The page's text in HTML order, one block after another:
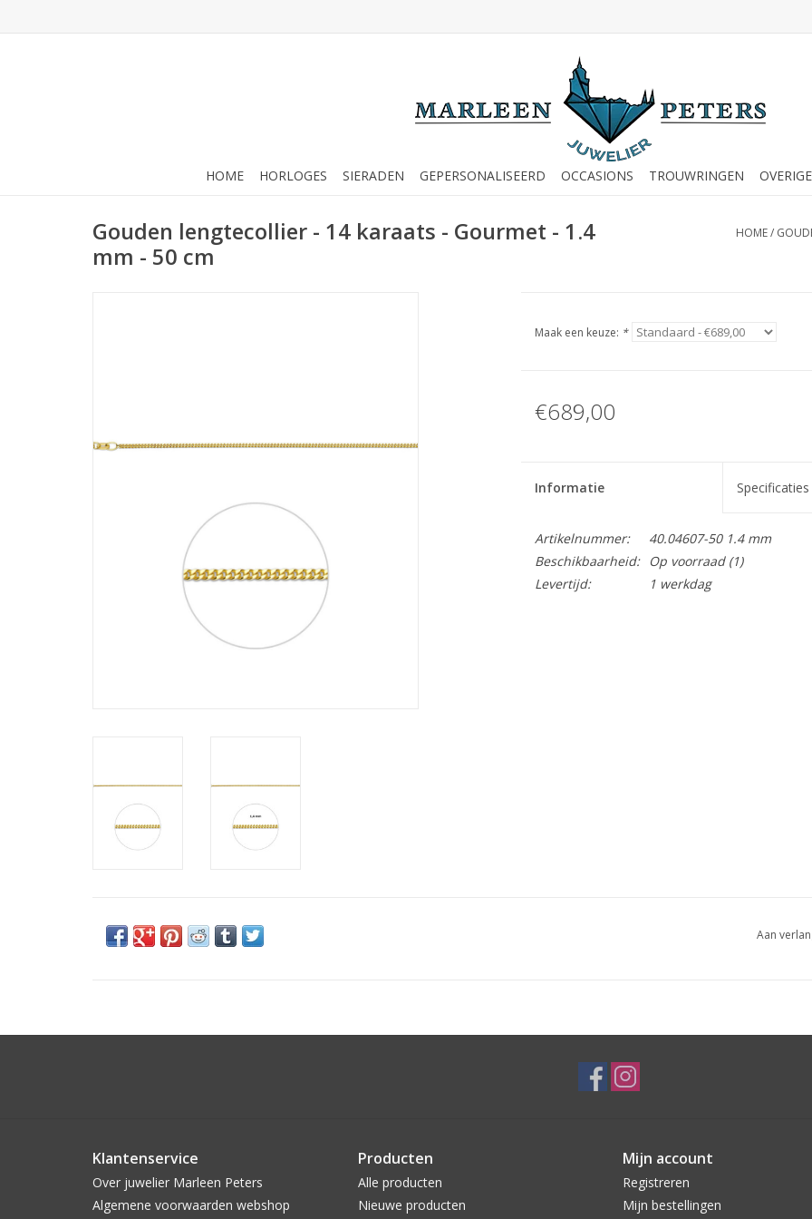
HOME HORLOGES SIERADEN GEPERSONALISEERD OCCASIONS TROUWRINGEN OVERIGE
Gouden lengtecollier - 14 karaats - Gourmet - 1.4
mm - 50 cm
HOME/
Maak een keuze: *
€689,00
Informatie Specificaties
Artikelnummer:
40.04607-50 1.4 mm
Beschikbaarheid:
Op voorraad(1)
Levertijd:
1 werkdag
Aan
Klantenservice
Over juwelier Marleen Peters
Algemene voorwaarden webshop
Producten
Alle producten
Nieuwe producten
Mijn account
Registreren
Mijn bestellingen